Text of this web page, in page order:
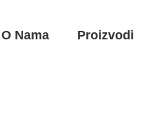
O Nama Proizvodi